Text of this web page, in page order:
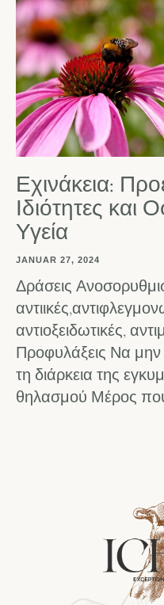
Εχινάκεια:
Ιδιότητες και
Υγεία
JANUAR 27, 2024
Δράσεις
αντιοξειδωτικές,
Προφυλάξεις Να μην
τη διάρκεια της
θηλασμού Μέρος